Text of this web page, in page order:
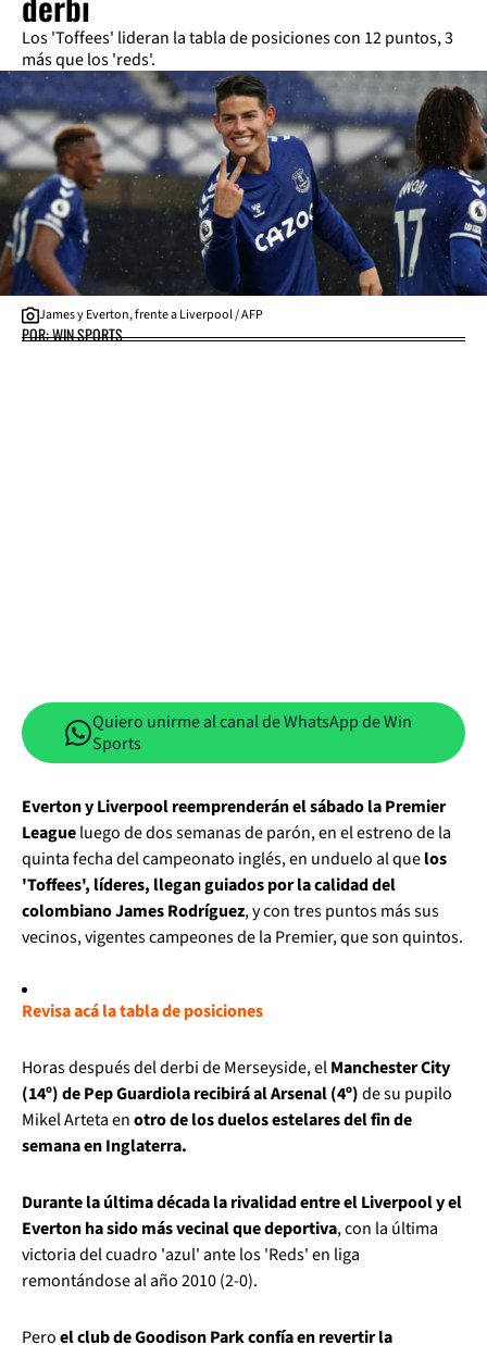
Los 'Toffees' lideran la tabla de posiciones con 12 puntos, 3
más que los 'reds'.
James y Everton, frente a Liverpool / AFP
POR: WIN SPORTS
Quiero unirme al canal de WhatsApp de Win
Sports
Everton y Liverpool reemprenderán el sábado la Premier
Leagueluego de dos semanas de parón, en el estreno de la
quinta fecha del campeonato inglés, en unduelo al quelos
'Toffees', líderes, llegan guiados por la calidad del
colombiano James Rodríguez, y con tres puntos más sus
vecinos, vigentes campeones de la Premier, que son quintos.
Revisa acá la tabla de posiciones
Horas después del derbi de Merseyside, elManchester City
(14º) de Pep Guardiola recibirá al Arsenal (4º)de su pupilo
Mikel Arteta enotro de los duelos estelares del fin de
semana en Inglaterra.
Durante la última década la rivalidad entre el Liverpool y el
Everton ha sido más vecinal que deportiva, con la última
victoria del cuadro 'azul' ante los 'Reds' en liga
remontándose al año 2010 (2-0).
Peroel club de Goodison Park confía en revertir la